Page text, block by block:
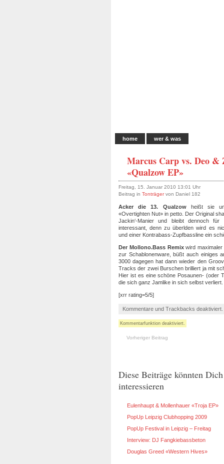
home wer & was
Marcus Carp vs. Deo &
«Qualzow EP»
Freitag, 15. Januar 2010 13:01 Uhr
Beitrag in Tonträgervon Daniel 182
Acker die 13. Qualzowheißt sie
«Overtighten Nut» in petto. Der Original
Jackin‘-Manier und bleibt dennoch für
interessant, denn zu überlden wird es
und einer Kontrabass-Zupfbassline ein
Der Mollono.Bass Remixwird
zur Schablonenware, büßt auch einiges
3000 dagegen hat dann wieder den
Tracks der zwei Burschen brilliert ja mit
Hier ist es eine schöne Posaunen- (oder
die sich ganz Jamlike in sich selbst verliert.
[xrr rating=5/5]
Kommentare und Trackbacks deaktiviert.
Kommentarfunktion deaktiviert.
Vorheriger Beitrag
Diese Beiträge könnten
interessieren
Eulenhaupt & Mollenhauer «Troja EP»
PopUp Leipzig Clubhopping 2009
PopUp Festival in Leipzig – Freitag
Interview: DJ Fangkiebassbeton
Douglas Greed «Western Hives»